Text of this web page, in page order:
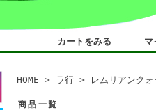
カートをみる ｜ マ
HOME > ラ行 > レムリアンクォ
商品一覧